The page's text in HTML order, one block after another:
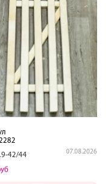
42/44
07.08.2026